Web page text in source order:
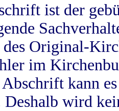
ist der
Original-
im
kann
Deshalb wird